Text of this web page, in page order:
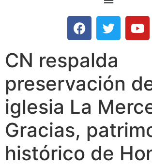
CN respalda
preservación
iglesia La
Gracias,
histórico de